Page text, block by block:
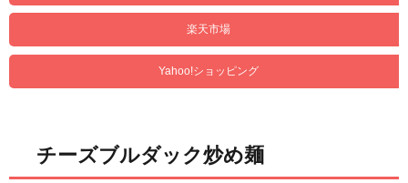
楽天市場
Yahoo!ショッピング
チーズブルダック炒め麺